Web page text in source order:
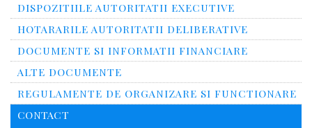
DISPOZITIILE AUTORITATII EXECUTIVE
HOTARARILE AUTORITATII DELIBERATIVE
DOCUMENTE SI INFORMATII FINANCIARE
ALTE DOCUMENTE
REGULAMENTE DE ORGANIZARE SI FUNCTIONARE
CONTACT